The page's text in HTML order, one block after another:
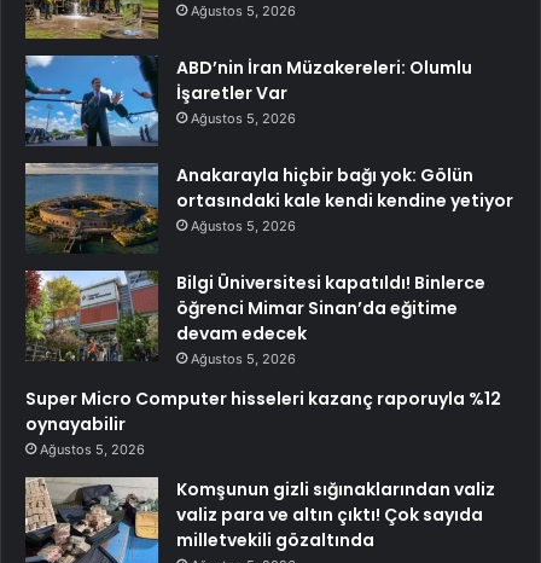
Ağustos 5, 2026
ABD’nin İran Müzakereleri: Olumlu
İşaretler Var
Ağustos 5, 2026
Anakarayla hiçbir bağı yok: Gölün
ortasındaki kale kendi kendine yetiyor
Ağustos 5, 2026
Bilgi Üniversitesi kapatıldı! Binlerce
öğrenci Mimar Sinan’da eğitime
devam edecek
Ağustos 5, 2026
Super Micro Computer hisseleri kazanç raporuyla %12
oynayabilir
Ağustos 5, 2026
Komşunun gizli sığınaklarından valiz
valiz para ve altın çıktı! Çok sayıda
milletvekili gözaltında